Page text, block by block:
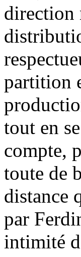
direction
partition
tout en
compte,
toute de
distance
par
intimité